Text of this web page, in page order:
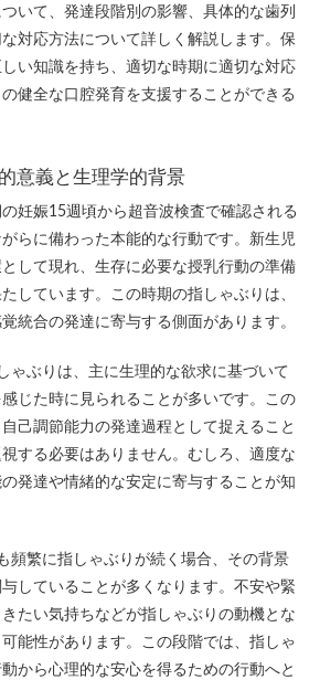
いて、発達段階別の影響、具体的な歯列
対応方法について詳しく解説します。保
い知識を持ち、適切な時期に適切な対応
健全な口腔発育を支援することができる
意義と生理学的背景
妊娠15週頃から超音波検査で確認される
らに備わった本能的な行動です。新生児
して現れ、生存に必要な授乳行動の準備
しています。この時期の指しゃぶりは、
統合の発達に寄与する側面があります。
ゃぶりは、主に生理的な欲求に基づいて
じた時に見られることが多いです。この
己調節能力の発達過程として捉えること
する必要はありません。むしろ、適度な
発達や情緒的な安定に寄与することが知
頻繁に指しゃぶりが続く場合、その背景
していることが多くなります。不安や緊
たい気持ちなどが指しゃぶりの動機とな
能性があります。この段階では、指しゃ
から心理的な安心を得るための行動へと